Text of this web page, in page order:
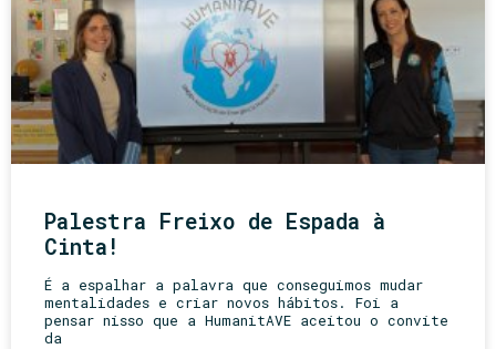
Palestra Freixo de Espada à
Cinta!
É a espalhar a palavra que conseguimos mudar
mentalidades e criar novos hábitos. Foi a
pensar nisso que a HumanitAVE aceitou o convite
da